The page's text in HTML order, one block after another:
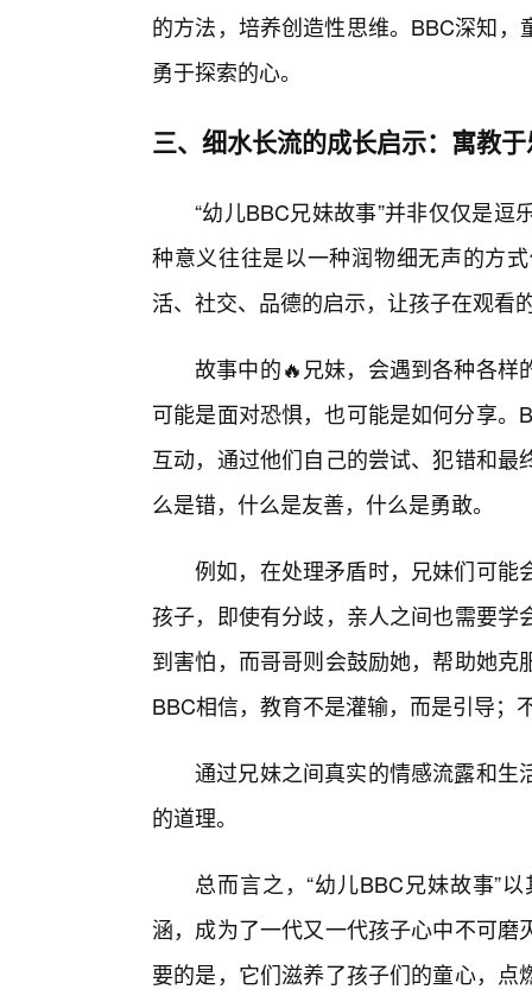
的方法，培养创造性思维。BBC深知
勇于探索的心。
三、细水长流的成长启示：寓教
“幼儿BBC兄妹故事”并非仅仅是
种意义往往是以一种润物细无声的方
活、社交、品德的启示，让孩子在观看
故事中的🔥兄妹，会遇到各种各样
可能是面对恐惧，也可能是如何分享
互动，通过他们自己的尝试、犯错和
么是错，什么是友善，什么是勇敢。
例如，在处理矛盾时，兄妹们可能
孩子，即使有分歧，亲人之间也需要
到害怕，而哥哥则会鼓励她，帮助她
BBC相信，教育不是灌输，而是引导；
通过兄妹之间真实的情感流露和生
的道理。
总而言之，“幼儿BBC兄妹故事”
涵，成为了一代又一代孩子心中不可
要的是，它们滋养了孩子们的童心，